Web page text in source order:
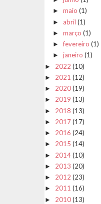
► maio (1)
► abril (1)
► março (1)
►fevereiro (1)
► janeiro (1)
► 2022 (10)
► 2021 (12)
► 2020(19)
► 2019 (13)
► 2018 (13)
► 2017(17)
► 2016 (24)
► 2015 (14)
► 2014(10)
► 2013 (20)
► 2012 (23)
► 2011 (16)
► 2010(13)